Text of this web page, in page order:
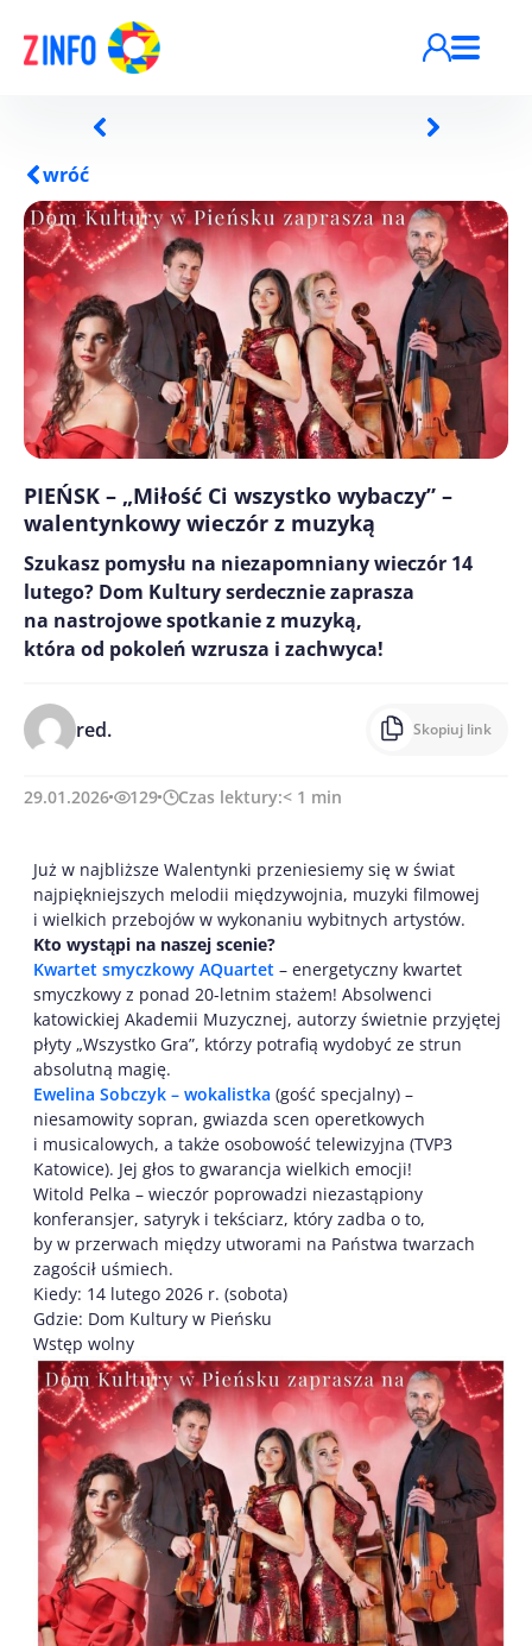
wróć
PIEŃSK – „Miłość Ci wszystko wybaczy” –
walentynkowy wieczór z muzyką
Szukasz pomysłu na niezapomniany wieczór 14
lutego? Dom Kultury serdecznie zaprasza
na nastrojowe spotkanie z muzyką,
która od pokoleń wzrusza i zachwyca!
red. Skopiuj link
29.01.2026 129 Czas lektury:< 1 min
Już w najbliższe Walentynki przeniesiemy się w świat
najpiękniejszych melodii międzywojnia, muzyki filmowej
i wielkich przebojów w wykonaniu wybitnych artystów.
Kto wystąpi na naszej scenie?
Kwartet smyczkowy AQuartet – energetyczny kwartet
smyczkowy z ponad 20-letnim stażem! Absolwenci
katowickiej Akademii Muzycznej, autorzy świetnie przyjętej
płyty „Wszystko Gra”, którzy potrafią wydobyć ze strun
absolutną magię.
Ewelina Sobczyk – wokalistka (gość specjalny) –
niesamowity sopran, gwiazda scen operetkowych
i musicalowych, a także osobowość telewizyjna (TVP3
Katowice). Jej głos to gwarancja wielkich emocji!
Witold Pelka – wieczór poprowadzi niezastąpiony
konferansjer, satyryk i tekściarz, który zadba o to,
by w przerwach między utworami na Państwa twarzach
zagościł uśmiech.
Kiedy: 14 lutego 2026 r. (sobota)
Gdzie: Dom Kultury w Pieńsku
Wstęp wolny